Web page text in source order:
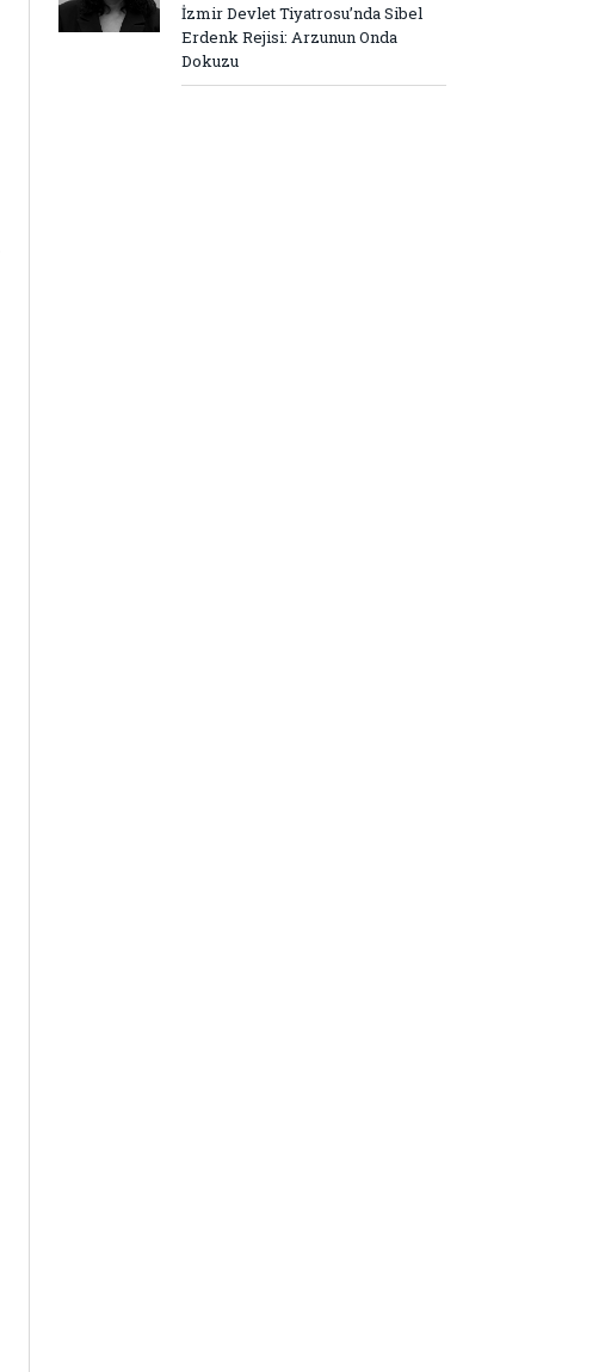
İzmir Devlet Tiyatrosu’nda Sibel
Erdenk Rejisi: Arzunun Onda
Dokuzu